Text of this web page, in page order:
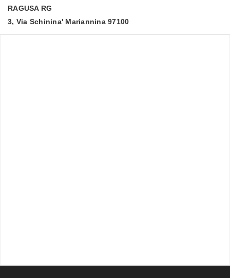
RAGUSA RG
3, Via Schinina' Mariannina 97100